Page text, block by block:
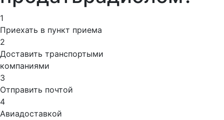
1
Приехать в пункт приема
2
Доставить транспортыми
компаниями
3
Отправить почтой
4
Авиадоставкой